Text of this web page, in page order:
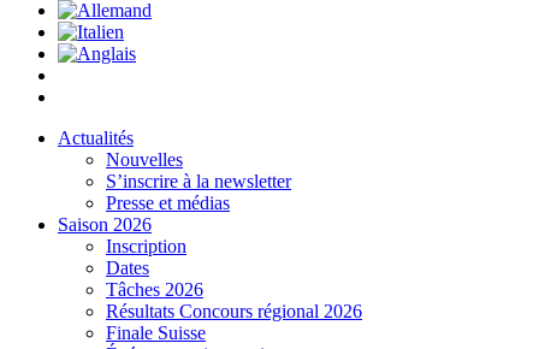
Actualités
Nouvelles
S’inscrire à la newsletter
Presse et médias
Saison 2026
Inscription
Dates
Tâches 2026
Résultats Concours régional 2026
Finale Suisse